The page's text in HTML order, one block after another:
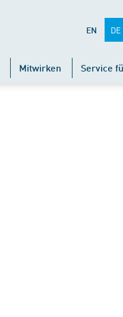
EN DE
Mitwirken Service